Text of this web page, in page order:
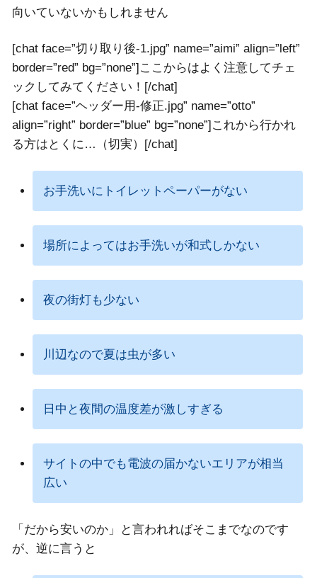
向いていないかもしれません
[chat face=”切り取り後-1.jpg” name=”aimi” align=”left”
border=”red” bg=”none”]ここからはよく注意してチェ
ックしてみてください！[/chat]
[chat face=”ヘッダー用-修正.jpg” name=”otto”
align=”right” border=”blue” bg=”none”]これから行かれ
る方はとくに…（切実）[/chat]
お手洗いにトイレットペーパーがない
場所によってはお手洗いが和式しかない
夜の街灯も少ない
川辺なので夏は虫が多い
日中と夜間の温度差が激しすぎる
サイトの中でも電波の届かないエリアが相当
広い
「だから安いのか」と言われればそこまでなのです
が、逆に言うと